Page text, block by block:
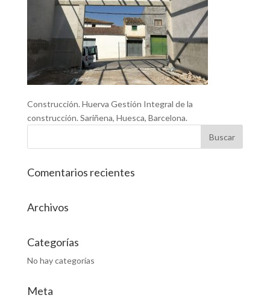
Construcción. Huerva Gestión Integral de la
construcción. Sariñena, Huesca, Barcelona.
Comentarios recientes
Archivos
Categorías
No hay categorías
Meta